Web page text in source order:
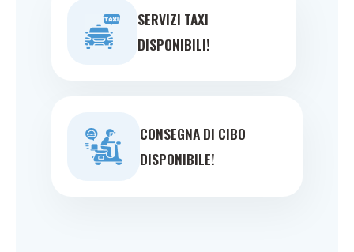
SERVIZI TAXI
DISPONIBILI!
CONSEGNA DI CIBO
DISPONIBILE!